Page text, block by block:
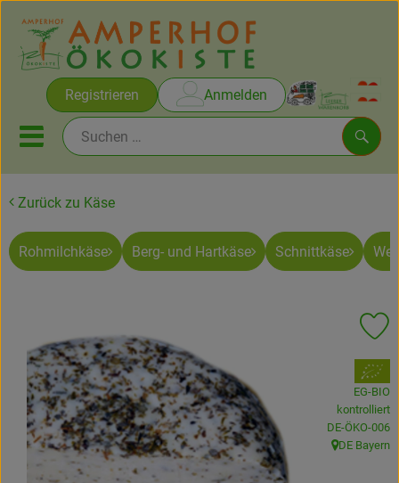
Registrieren Anmelden
Mobiles Menu öffnen oder
Rezepte
Ökokisten
Obst & Gemüse
Frisches
Angebote
Zurück zu Käse
Rohmilchkäse Berg- und Hartkäse Schnittkäse
, Verband:
EG-BIO
kontrolliert
, Kontrollstelle:
DE-ÖKO-006
, Herkunft:
DE Bayern